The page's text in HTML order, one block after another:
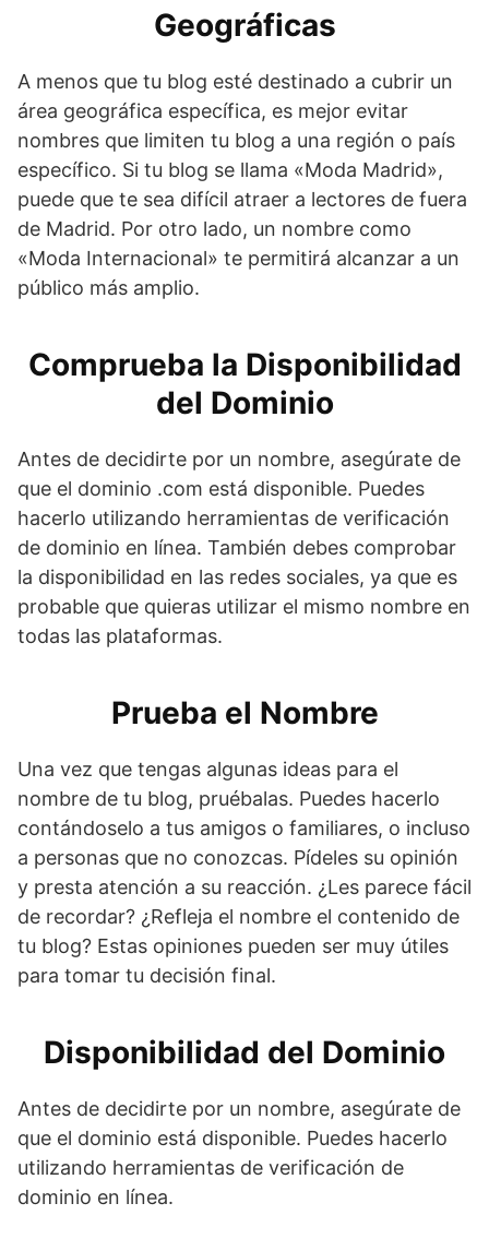
Geográficas
A menos que tu blog esté destinado a cubrir un
área geográfica específica, es mejor evitar
nombres que limiten tu blog a una región o país
específico. Si tu blog se llama «Moda Madrid»,
puede que te sea difícil atraer a lectores de fuera
de Madrid. Por otro lado, un nombre como
«Moda Internacional» te permitirá alcanzar a un
público más amplio.
Comprueba la Disponibilidad
del Dominio
Antes de decidirte por un nombre, asegúrate de
que el dominio .com está disponible. Puedes
hacerlo utilizando herramientas de verificación
de dominio en línea. También debes comprobar
la disponibilidad en las redes sociales, ya que es
probable que quieras utilizar el mismo nombre en
todas las plataformas.
Prueba el Nombre
Una vez que tengas algunas ideas para el
nombre de tu blog, pruébalas. Puedes hacerlo
contándoselo a tus amigos o familiares, o incluso
a personas que no conozcas. Pídeles su opinión
y presta atención a su reacción. ¿Les parece fácil
de recordar? ¿Refleja el nombre el contenido de
tu blog? Estas opiniones pueden ser muy útiles
para tomar tu decisión final.
Disponibilidad del Dominio
Antes de decidirte por un nombre, asegúrate de
que el dominio está disponible. Puedes hacerlo
utilizando herramientas de verificación de
dominio en línea.